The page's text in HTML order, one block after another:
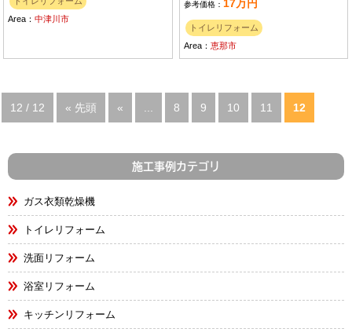
Area：中津川市
参考価格： 17万円
トイレリフォーム
Area：恵那市
12 / 12 « 先頭 « 8 9 10 11 12
施工事例カテゴリ
ガス衣類乾燥機
トイレリフォーム
洗面リフォーム
浴室リフォーム
キッチンリフォーム